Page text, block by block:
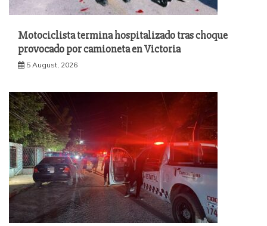
Motociclista termina hospitalizado tras choque
provocado por camioneta en Victoria
5 August, 2026